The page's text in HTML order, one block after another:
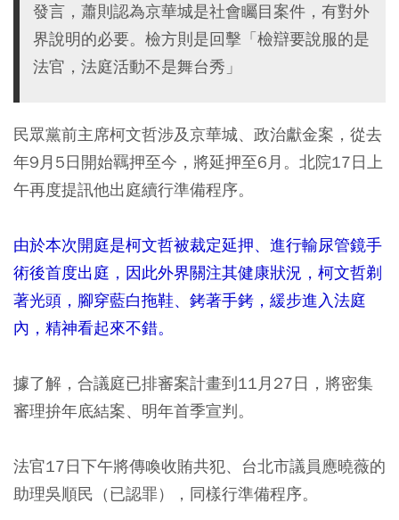
發言，蕭則認為京華城是社會矚目案件，有對外
界說明的必要。檢方則是回擊「檢辯要說服的是
法官，法庭活動不是舞台秀」
民眾黨前主席柯文哲涉及京華城、政治獻金案，從去
年9月5日開始羈押至今，將延押至6月。北院17日上
午再度提訊他出庭續行準備程序。
由於本次開庭是柯文哲被裁定延押、進行輸尿管鏡手
術後首度出庭，因此外界關注其健康狀況，柯文哲剃
著光頭，腳穿藍白拖鞋、銬著手銬，緩步進入法庭
內，精神看起來不錯。
據了解，合議庭已排審案計畫到11月27日，將密集
審理拚年底結案、明年首季宣判。
法官17日下午將傳喚收賄共犯、台北市議員應曉薇的
助理吳順民（已認罪），同樣行準備程序。